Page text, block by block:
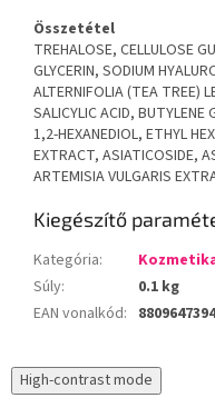
Összetétel
TREHALOSE, CELLULOSE
GLYCERIN, SODIUM
ALTERNIFOLIA (TEA TREE)
SALICYLIC ACID, BUTYLENE
1,2-HEXANEDIOL, ETHYL
EXTRACT, ASIATICOSIDE,
ARTEMISIA VULGARIS
Kiegészítő
Kategória:
Súly:
0.1 kg
EAN vonalkód:
High-contrast mode